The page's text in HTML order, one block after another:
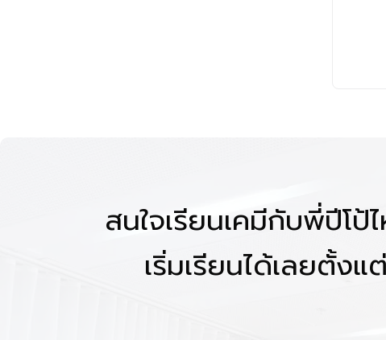
สนใจเรียนเคมีกับพี่ปีโป้
เริ่มเรียนได้เลยตั้ง